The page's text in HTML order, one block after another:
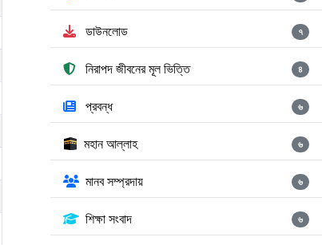
ডাউনলোড ৭
নিরাপদ জীবনের মূল ভিত্তি ৪
প্রবন্ধ ৬
মহান আল্লাহ ৬
মানব সম্প্রদায় ৬
শিক্ষা সংবাদ ৬